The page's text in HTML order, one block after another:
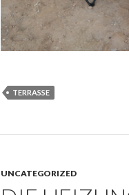
TERRASSE
UNCATEGORIZED